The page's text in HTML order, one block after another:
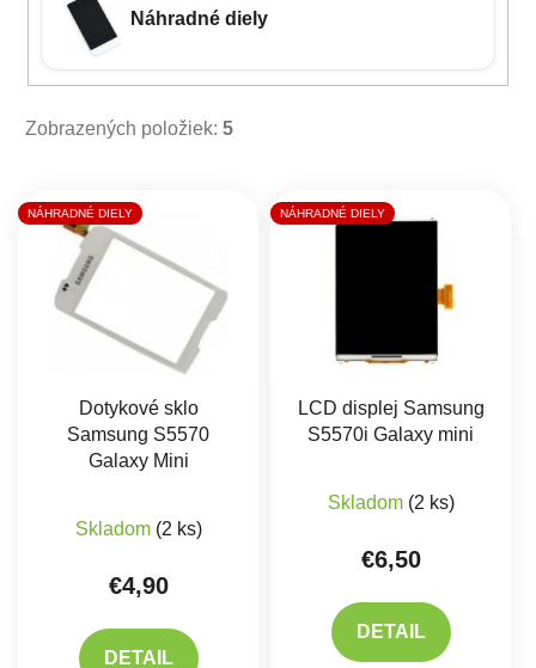
Náhradné diely
Zobrazených položiek: 5
Výpis produktov
NÁHRADNÉ DIELY
Dotykové sklo
Samsung S5570
Galaxy Mini
Skladom (2 ks)
€4,90
DETAIL
NÁHRADNÉ DIELY
LCD displej Samsung
S5570i Galaxy mini
Skladom (2 ks)
€6,50
DETAIL